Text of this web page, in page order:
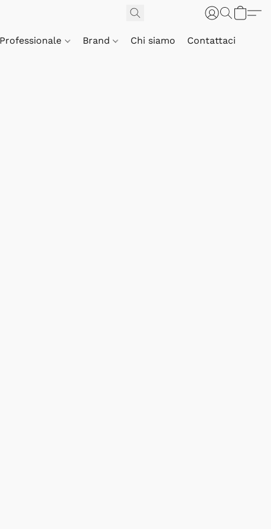
Brand Chi siamo Contattaci